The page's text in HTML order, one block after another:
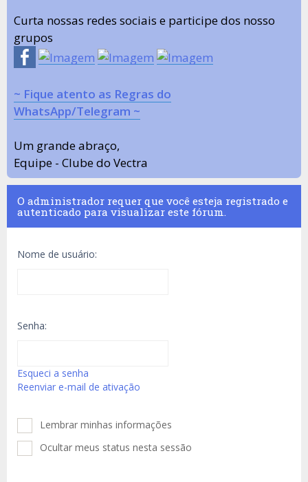
Curta nossas redes sociais e participe dos nosso
grupos
~ Fique atento as Regras do
WhatsApp/Telegram ~
Um grande abraço,
Equipe - Clube do Vectra
O administrador requer que você esteja registrado e
autenticado para visualizar este fórum.
Nome de usuário:
Senha:
Esqueci a senha
Reenviar e-mail de ativação
Lembrar minhas informações
Ocultar meus status nesta sessão